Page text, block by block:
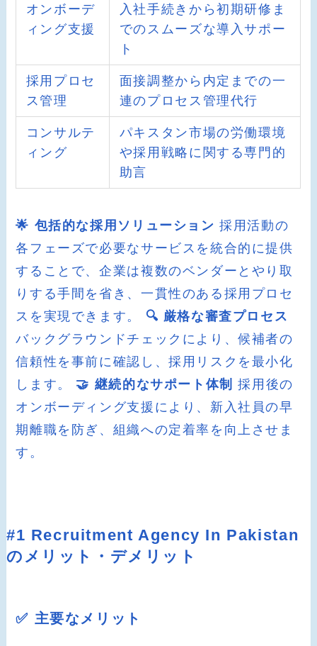
オンボーデ
ィング支援
入社手続きから初期研修ま
でのスムーズな導入サポー
ト
採用プロセ
ス管理
面接調整から内定までの一
連のプロセス管理代行
コンサルテ
ィング
パキスタン市場の労働環境
や採用戦略に関する専門的
助言
🌟 包括的な採用ソリューション 採用活動の
各フェーズで必要なサービスを統合的に提供
することで、企業は複数のベンダーとやり取
りする手間を省き、一貫性のある採用プロセ
スを実現できます。 🔍 厳格な審査プロセス
バックグラウンドチェックにより、候補者の
信頼性を事前に確認し、採用リスクを最小化
します。 🤝 継続的なサポート体制 採用後の
オンボーディング支援により、新入社員の早
期離職を防ぎ、組織への定着率を向上させま
す。
#1 Recruitment Agency In Pakistan
のメリット・デメリット
✅ 主要なメリット